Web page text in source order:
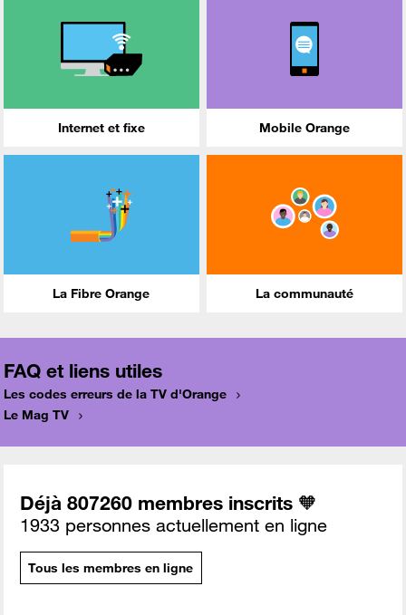
Internet et fixe Mobile Orange
La Fibre Orange La communauté
FAQ et liens utiles
Les codes erreurs de la TV d'Orange
Le Mag TV
Déjà 807260 membres inscrits 🧡
1933 personnes actuellement en ligne
Tous les membres en ligne